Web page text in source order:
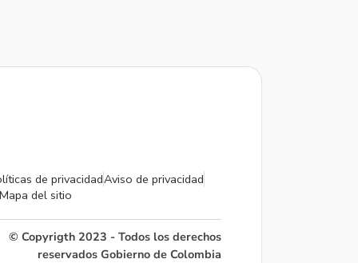
de privacidadAviso de privacidad
Mapa del sitio
© Copyrigth 2023 - Todos los derechos
reservados Gobierno de Colombia